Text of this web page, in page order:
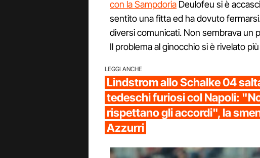
con la Sampdoria Deulofeu si è
sentito una fitta ed ha dovuto
diversi comunicati. Non sembrava un
Il problema al ginocchio si è rivelato
LEGGI ANCHE
Lindstrom allo Schalke 04
tedeschi furiosi col Napoli:
rispettano gli accordi", la
Azzurri